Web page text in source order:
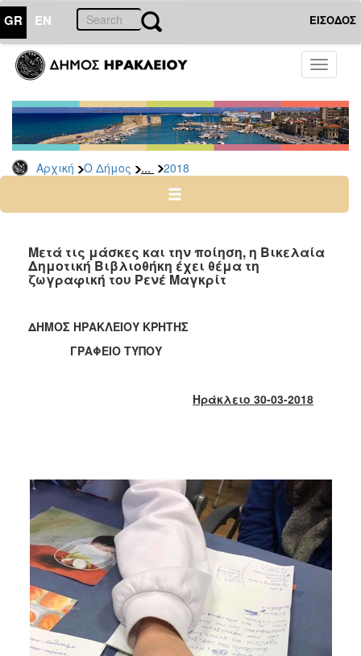
GR EN ΕΙΣΟΔΟΣ
Toggle
Αρχική Ο Δήμος ... 2018
ΔΗΜΟΣ
Δελτία
Τύπου
Αρχείο
2026
2024
2022
2021
2012
2011
2010
2006
ΤΟΠΟΣ
Μετά τις μάσκες και την ποίηση, η Βικελαία
Δημοτική Βιβλιοθήκη έχει θέμα τη
ζωγραφική του Ρενέ Μαγκρίτ
ΔΗΜΟΣ ΗΡΑΚΛΕΙΟΥ ΚΡΗΤΗΣ
ΓΡΑΦΕΙΟ ΤΥΠΟΥ
Ηράκλειο 30-03-2018